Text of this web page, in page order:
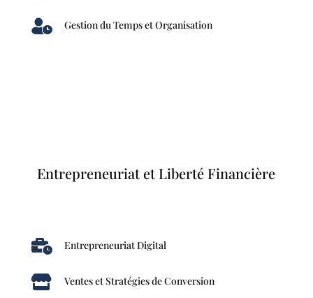
 Gestion du Temps et Organisation
Entrepreneuriat et Liberté Financière
 Entrepreneuriat Digital
 Ventes et Stratégies de Conversion